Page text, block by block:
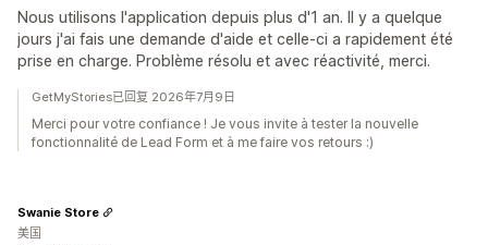
Nous utilisons l'application depuis plus d'1 an. Il y a quelque
jours j'ai fais une demande d'aide et celle-ci a rapidement été
prise en charge. Problème résolu et avec réactivité, merci.
GetMyStories已回复 2026年7月9日
Merci pour votre confiance ! Je vous invite à tester la nouvelle
fonctionnalité de Lead Form et à me faire vos retours :)
Swanie Store
美国